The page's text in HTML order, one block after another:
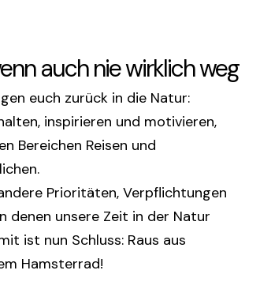
auch nie wirklich weg
euch zurück in die Natur:
inspirieren und motivieren,
Bereichen Reisen und
Prioritäten, Verpflichtungen
denen unsere Zeit in der Natur
ist nun Schluss: Raus aus
Hamsterrad!